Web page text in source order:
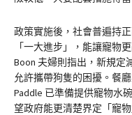
政策實施後，社會普遍持
「一大進步」，能讓寵物
Boon 夫婦則指出，新規定
允許攜帶狗隻的困擾。餐
Paddle 已準備提供寵物水
望政府能更清楚界定「寵